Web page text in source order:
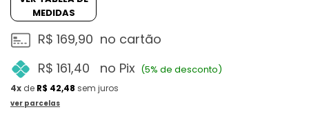
MEDIDAS
R$ 169,90 no cartão
R$ 161,40
no Pix (5% de desconto)
4x de R$ 42,48 sem juros
ver parcelas